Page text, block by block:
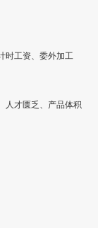
时工资、委外加工
人才匮乏、产品体积